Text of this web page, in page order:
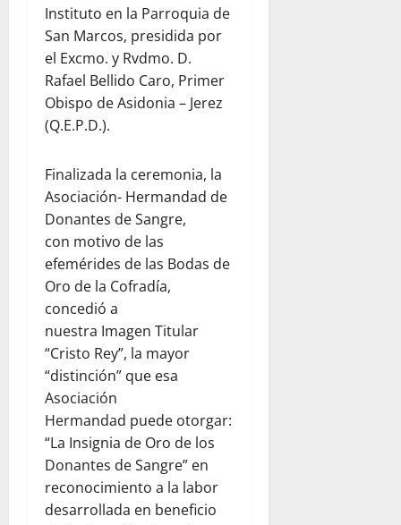
Instituto en la Parroquia de
San Marcos, presidida por
el Excmo. y Rvdmo. D.
Rafael Bellido Caro, Primer
Obispo de Asidonia – Jerez
(Q.E.P.D.).
Finalizada la ceremonia, la
Asociación- Hermandad de
Donantes de Sangre,
con motivo de las
efemérides de las Bodas de
Oro de la Cofradía,
concedió a
nuestra Imagen Titular
“Cristo Rey”, la mayor
“distinción” que esa
Asociación
Hermandad puede otorgar:
“La Insignia de Oro de los
Donantes de Sangre” en
reconocimiento a la labor
desarrollada en beneficio